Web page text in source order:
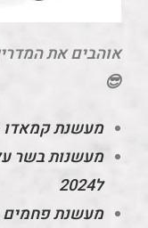
אוהבים את
😎
מעשנת
מעשנות בשר
ל2024
מעשנת פחמים